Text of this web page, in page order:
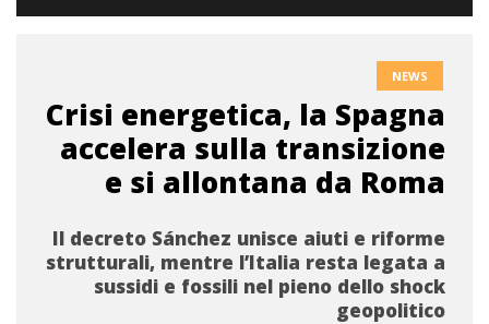
NEWS
Crisi energetica, la Spagna
accelera sulla transizione
e si allontana da Roma
Il decreto Sánchez unisce aiuti e riforme
strutturali, mentre l’Italia resta legata a
sussidi e fossili nel pieno dello shock
geopolitico